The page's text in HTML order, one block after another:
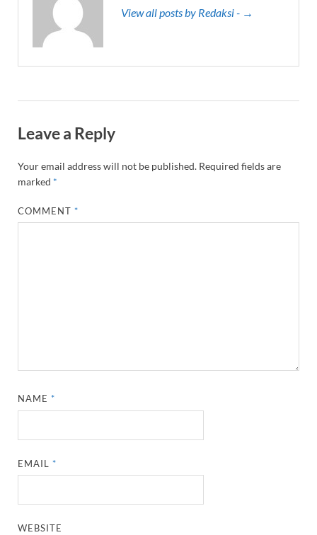
View all posts by Redaksi - →
Leave a Reply
Your email address will not be published. Required fields are
marked *
COMMENT*
NAME*
EMAIL*
WEBSITE